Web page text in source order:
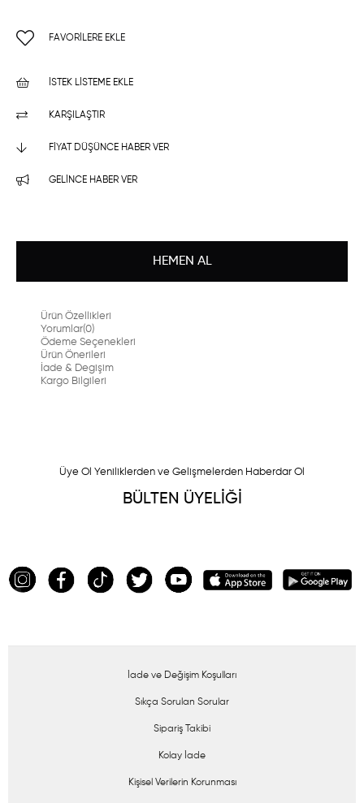
FAVORILERE EKLE
İSTEK LISTEME EKLE
KARŞILAŞTIR
FIYAT DÜŞÜNCE HABER VER
GELINCE HABER VER
Ürün Özellikleri
Yorumlar(0)
Ödeme Seçenekleri
Ürün Önerileri
İade & Degişim
Kargo Bilgileri
Üye Ol Yeniliklerden ve Gelişmelerden Haberdar Ol
BÜLTEN ÜYELİĞİ
İade ve Değişim Koşulları
Sıkça Sorulan Sorular
Sipariş Takibi
Kolay İade
Kişisel Verilerin Korunması